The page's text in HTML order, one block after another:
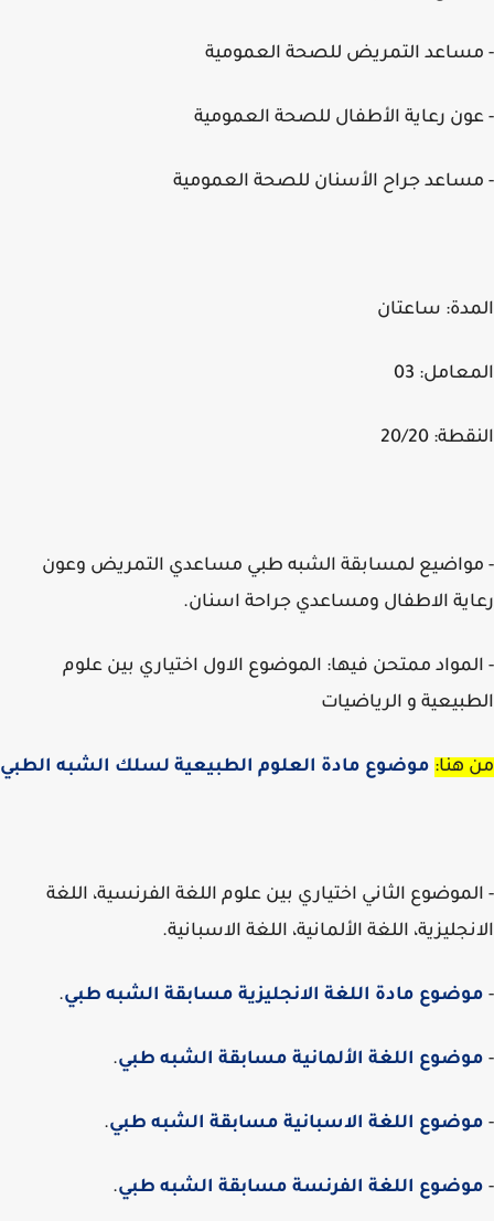
التمريض للصحة العمومية
رعاية الأطفال للصحة العمومية
جراح الأسنان للصحة العمومية
ساعتان
03
20/20
لمسابقة الشبه طبي مساعدي التمريض وعون
الاطفال ومساعدي جراحة اسنان.
ممتحن فيها:الموضوع الاول اختياري بين علوم
و الرياضيات
هنا: موضوع مادة العلوم الطبيعية لسلك الشبه الطبي
الثاني اختياري بين علوم اللغة الفرنسية، اللغة
اللغة الألمانية، اللغة الاسبانية.
مادة اللغة الانجليزية مسابقة الشبه طبي.
اللغة الألمانية مسابقة الشبه طبي.
اللغة الاسبانية مسابقة الشبه طبي.
اللغة الفرنسة مسابقة الشبه طبي.